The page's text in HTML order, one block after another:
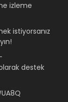
8.Bölüm -
7.Bölüm
4.Sezon 6.Bölüm -
izleme
istiyorsanız
destek